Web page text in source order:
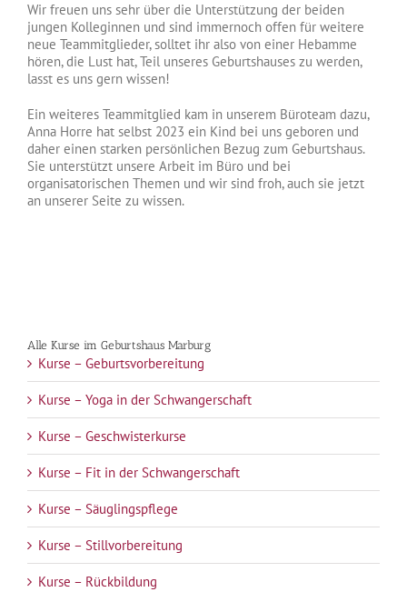
Wir freuen uns sehr über die Unterstützung der beiden
jungen Kolleginnen und sind immernoch offen für weitere
neue Teammitglieder, solltet ihr also von einer Hebamme
hören, die Lust hat, Teil unseres Geburtshauses zu werden,
lasst es uns gern wissen!
Ein weiteres Teammitglied kam in unserem Büroteam dazu,
Anna Horre hat selbst 2023 ein Kind bei uns geboren und
daher einen starken persönlichen Bezug zum Geburtshaus.
Sie unterstützt unsere Arbeit im Büro und bei
organisatorischen Themen und wir sind froh, auch sie jetzt
an unserer Seite zu wissen.
Alle Kurse im Geburtshaus Marburg
Kurse – Geburtsvorbereitung
Kurse – Yoga in der Schwangerschaft
Kurse – Geschwisterkurse
Kurse – Fit in der Schwangerschaft
Kurse – Säuglingspflege
Kurse – Stillvorbereitung
Kurse – Rückbildung